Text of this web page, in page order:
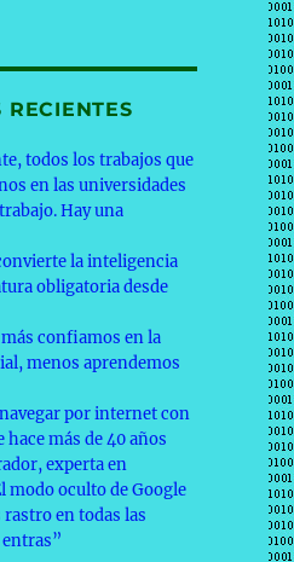
RECIENTES
todos los trabajos que
en las universidades
Hay una
la inteligencia
obligatoria desde
confiamos en la
menos aprendemos
por internet con
hace más de 40 años
experta en
modo oculto de Google
rastro en todas las
entras”